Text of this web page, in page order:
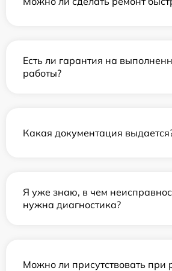
Есть ли гарантия на
работы?
Какая документация
Я уже знаю, в чем
нужна диагностика?
Можно ли присутствовать при